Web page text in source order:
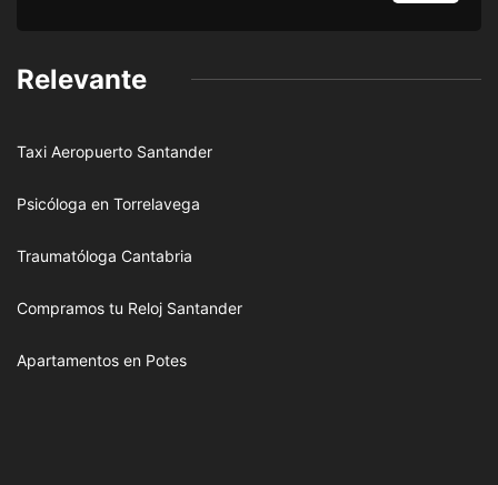
Relevante
Taxi Aeropuerto Santander
Psicóloga en Torrelavega
Traumatóloga Cantabria
Compramos tu Reloj Santander
Apartamentos en Potes